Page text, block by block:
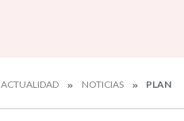
ACTUALIDAD NOTICIAS PLAN